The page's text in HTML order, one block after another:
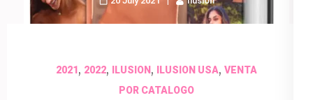
2021, 2022, ILUSION , ILUSION USA, VENTA
POR CATALOGO